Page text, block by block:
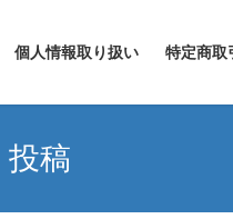
個人情報取り扱い 特定商取
投稿